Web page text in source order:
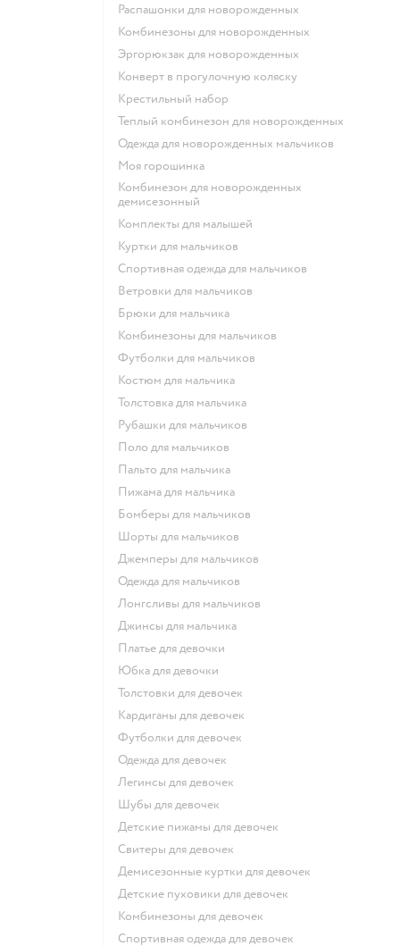
Распашонки для новорожденных
Комбинезоны для новорожденных
Эргорюкзак для новорожденных
Конверт в прогулочную коляску
Крестильный набор
Теплый комбинезон для новорожденных
Одежда для новорожденных мальчиков
Моя горошинка
Комбинезон для новорожденных
демисезонный
Комплекты для малышей
Куртки для мальчиков
Спортивная одежда для мальчиков
Ветровки для мальчиков
Брюки для мальчика
Комбинезоны для мальчиков
Футболки для мальчиков
Костюм для мальчика
Толстовка для мальчика
Рубашки для мальчиков
Поло для мальчиков
Пальто для мальчика
Пижама для мальчика
Бомберы для мальчиков
Шорты для мальчиков
Джемперы для мальчиков
Одежда для мальчиков
Лонгсливы для мальчиков
Джинсы для мальчика
Платье для девочки
Юбка для девочки
Толстовки для девочек
Кардиганы для девочек
Футболки для девочек
Одежда для девочек
Легинсы для девочек
Шубы для девочек
Детские пижамы для девочек
Свитеры для девочек
Демисезонные куртки для девочек
Детские пуховики для девочек
Комбинезоны для девочек
Спортивная одежда для девочек